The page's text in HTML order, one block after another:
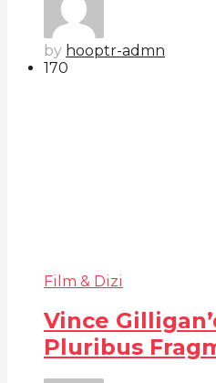
by hooptr-admn
170
Film & Dizi
Vince
Pluribus